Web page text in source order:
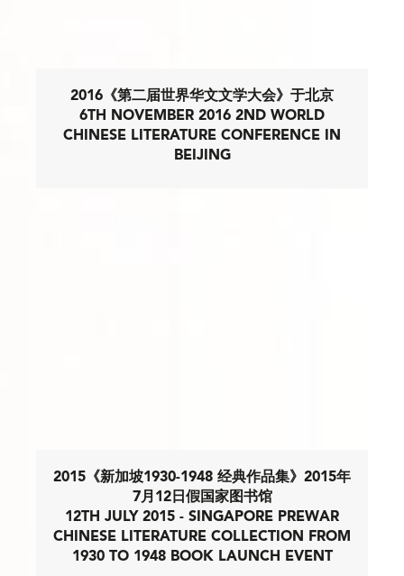
2016《第二届世界华文文学大会》于北京
6TH NOVEMBER 2016 2ND WORLD
CHINESE LITERATURE CONFERENCE IN
BEIJING
2015《新加坡1930-1948 经典作品集》2015年
7月12日假国家图书馆
12TH JULY 2015 - SINGAPORE PREWAR
CHINESE LITERATURE COLLECTION FROM
1930 TO 1948 BOOK LAUNCH EVENT